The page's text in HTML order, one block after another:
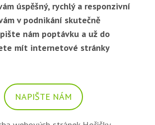
úspěšný, rychlý a responzivní
v podnikání skutečně
nám poptávku a už do
mít internetové stránky
NAPIŠTE NÁM